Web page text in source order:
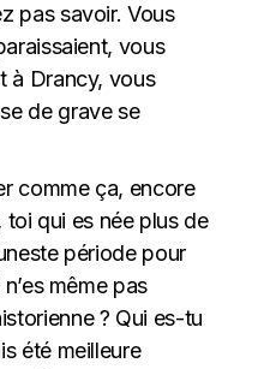
pas savoir. Vous
vous
à Drancy, vous
de grave se
comme ça, encore
toi qui es née plus de
période pour
même pas
? Qui es-tu
été meilleure